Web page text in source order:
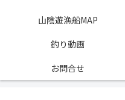
山陰遊漁船MAP
釣り動画
お問合せ